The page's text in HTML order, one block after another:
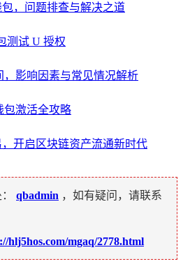
，问题排查与解决之道
测试 U 授权
，影响因素与常见情况解析
包激活全攻略
开启区块链资产流通新时代
qbadmin ，如有疑问，请联系
hlj5hos.com/mgaq/2778.html